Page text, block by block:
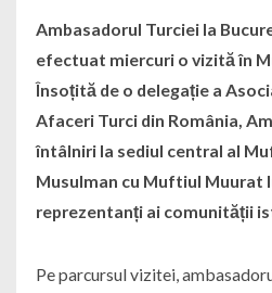
Ambasadorul Turciei la
efectuat miercuri o vizită în
Însoțită de o delegație a
Afaceri Turci din România,
întâlniri la sediul central al
Musulman cu Muftiul Muurat
reprezentanți ai comunității
Pe parcursul vizitei,